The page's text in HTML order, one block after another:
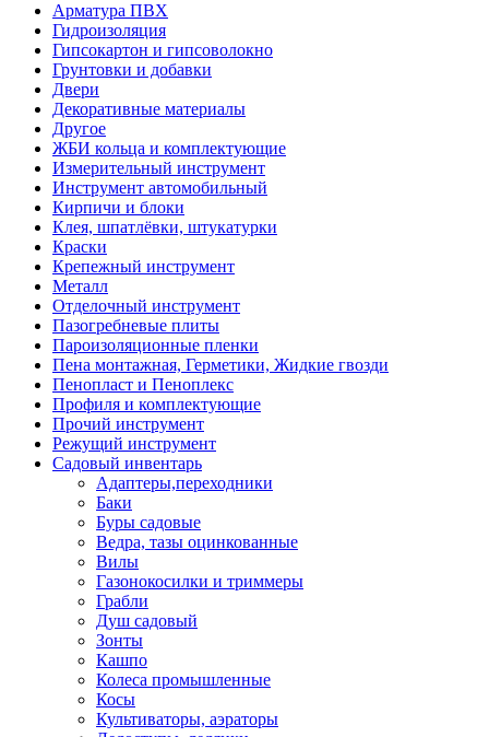
Арматура ПВХ
Гидроизоляция
Гипсокартон и гипсоволокно
Грунтовки и добавки
Двери
Декоративные материалы
Другое
ЖБИ кольца и комплектующие
Измерительный инструмент
Инструмент автомобильный
Кирпичи и блоки
Клея, шпатлёвки, штукатурки
Краски
Крепежный инструмент
Металл
Отделочный инструмент
Пазогребневые плиты
Пароизоляционные пленки
Пена монтажная, Герметики, Жидкие гвозди
Пенопласт и Пеноплекс
Профиля и комплектующие
Прочий инструмент
Режущий инструмент
Садовый инвентарь
Адаптеры,переходники
Баки
Буры садовые
Ведра, тазы оцинкованные
Вилы
Газонокосилки и триммеры
Грабли
Душ садовый
Зонты
Кашпо
Колеса промышленные
Косы
Культиваторы, аэраторы